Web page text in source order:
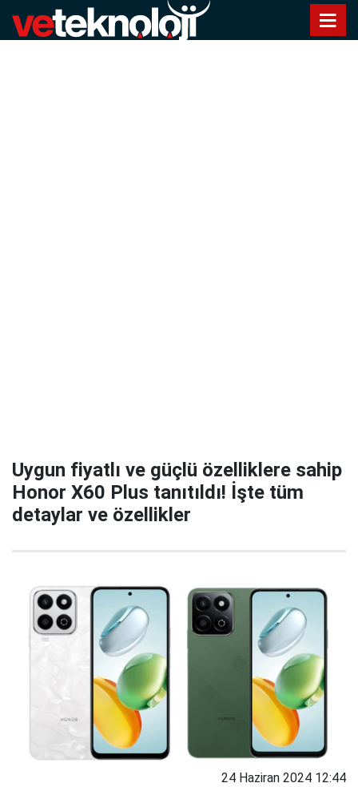
Uygun fiyatlı ve güçlü özelliklere sahip
Honor X60 Plus tanıtıldı! İşte tüm
detaylar ve özellikler
24 Haziran 2024 12:44